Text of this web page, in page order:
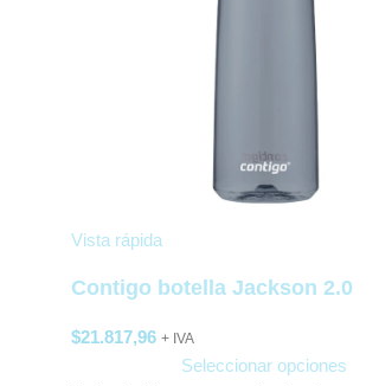
Vista rápida
Contigo botella Jackson 2.0
$21.817,96 + IVA
Seleccionar opciones